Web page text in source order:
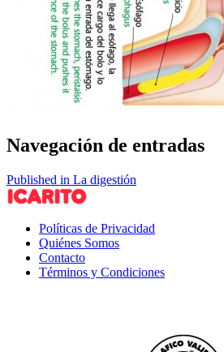
Navegación de entradas
Published in La digestión
Políticas de Privacidad
Quiénes Somos
Contacto
Términos y Condiciones